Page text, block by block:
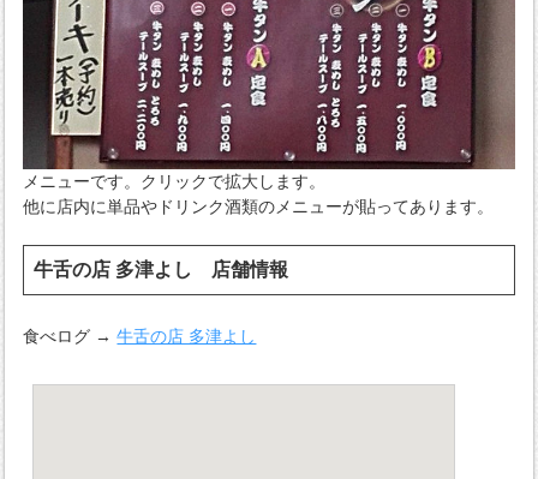
メニューです。クリックで拡大します。
他に店内に単品やドリンク酒類のメニューが貼ってあります。
牛舌の店 多津よし 店舗情報
食べログ →牛舌の店 多津よし